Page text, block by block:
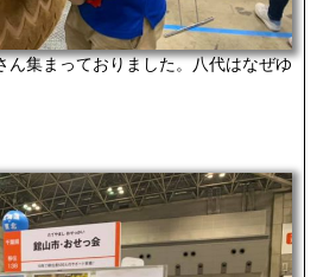
ん集まっておりました。八代はなぜゆ